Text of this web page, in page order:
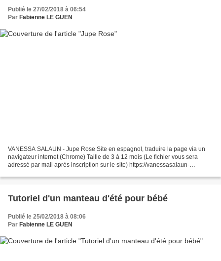
Publié le 27/02/2018 à 06:54
Par Fabienne LE GUEN
VANESSA SALAUN - Jupe Rose Site en espagnol, traduire la page via un
navigateur internet (Chrome) Taille de 3 à 12 mois (Le fichier vous sera
adressé par mail après inscription sur le site) https://vanessasalaun-
Tutoriel d'un manteau d'été pour bébé
Publié le 25/02/2018 à 08:06
Par Fabienne LE GUEN